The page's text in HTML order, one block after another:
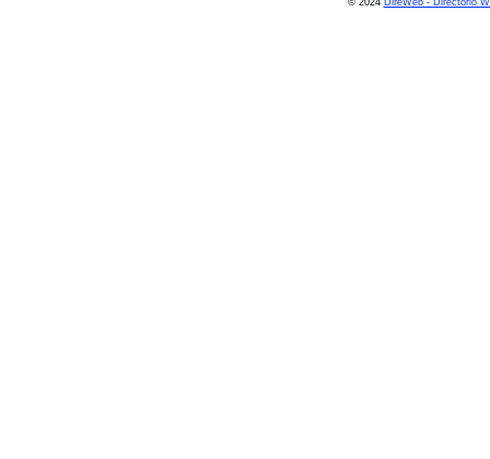
© 2024 DireWeb - Directorio